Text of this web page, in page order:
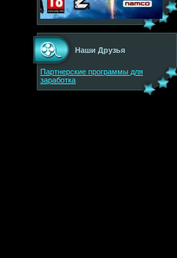
Наши Друзья
Партнерские программы для
заработка